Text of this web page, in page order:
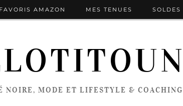
NOIRE, MODE ET LIFESTYLE &
AMAZON MES TENUES